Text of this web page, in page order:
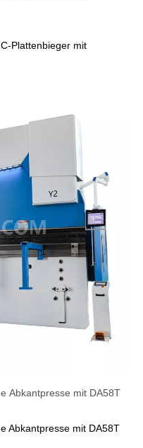
Plattenbieger mit
Abkantpresse mit DA58T
Abkantpresse mit DA58T